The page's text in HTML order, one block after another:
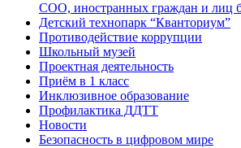
СОО, иностранных граждан и лиц
Детский технопарк “Кванториум”
Противодействие коррупции
Школьный музей
Проектная деятельность
Приём в 1 класс
Инклюзивное образование
Профилактика ДДТТ
Новости
Безопасность в цифровом мире